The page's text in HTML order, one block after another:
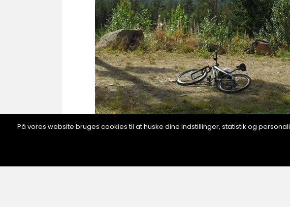
hållbarhet och estetik Träfönster är inte bara
utseende. Trä är ett levande material och med
utseendet smälter in i varierande miljöer, från
På vores website bruges cookies til at huske dine indstillinger, statistik og